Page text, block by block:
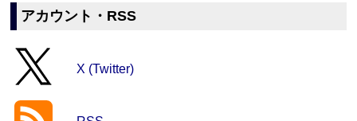
アカウント・RSS
X (Twitter)